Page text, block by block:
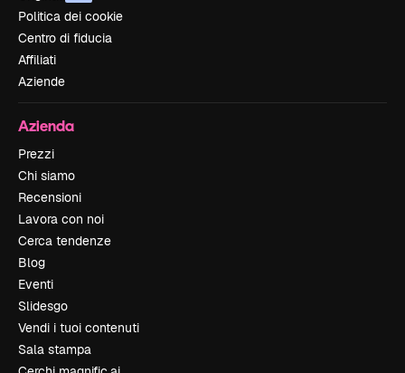
Politica dei cookie
Centro di fiducia
Affiliati
Aziende
Azienda
Prezzi
Chi siamo
Recensioni
Lavora con noi
Cerca tendenze
Blog
Eventi
Slidesgo
Vendi i tuoi contenuti
Sala stampa